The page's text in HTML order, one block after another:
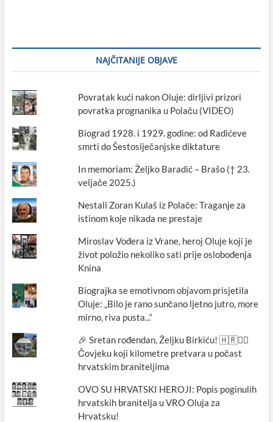
NAJČITANIJE OBJAVE
Povratak kući nakon Oluje: dirljivi prizori
povratka prognanika u Polaču (VIDEO)
Biograd 1928. i 1929. godine: od Radićeve
smrti do Šestosiječanjske diktature
In memoriam: Željko Baradić – Brašo († 23.
veljače 2025.)
Nestali Zoran Kulaš iz Polače: Traganje za
istinom koje nikada ne prestaje
Miroslav Vođera iz Vrane, heroj Oluje koji je
život položio nekoliko sati prije oslobođenja
Knina
Biograjka se emotivnom objavom prisjetila
Oluje: „Bilo je rano sunčano ljetno jutro, more
mirno, riva pusta...“
🎉 Sretan rođendan, Željku Birkiću! 🇭🇷🏃‍♂️
Čovjeku koji kilometre pretvara u počast
hrvatskim braniteljima
OVO SU HRVATSKI HEROJI: Popis poginulih
hrvatskih branitelja u VRO Oluja za
Hrvatsku!